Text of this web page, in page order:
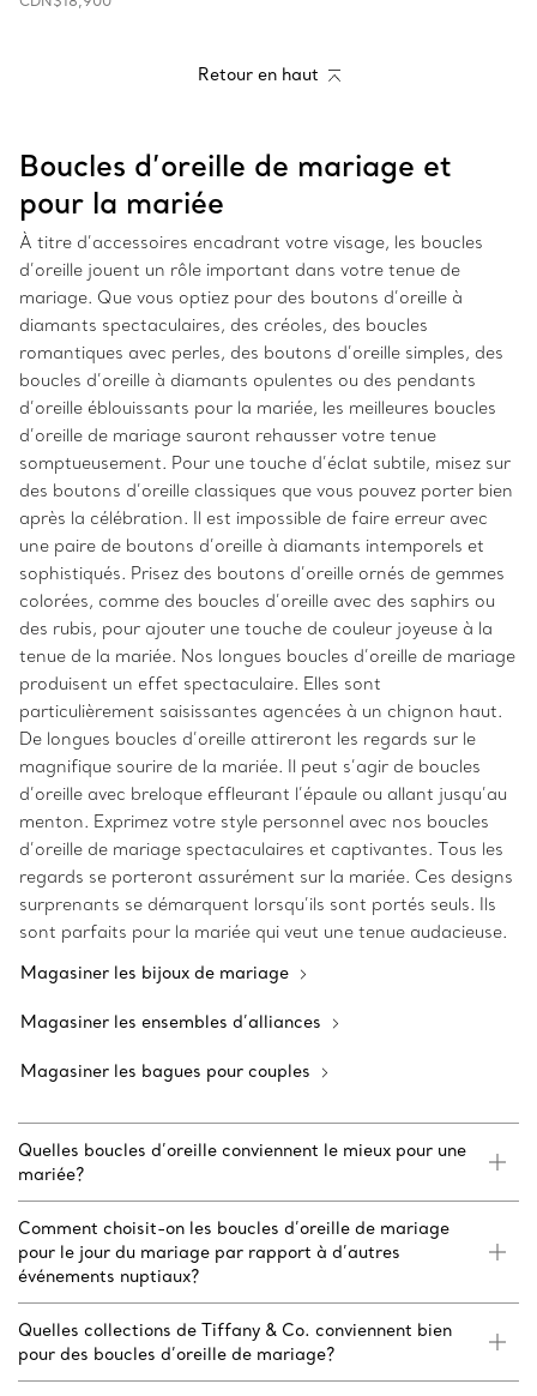
Retour en haut
Boucles d’oreille de mariage et
pour la mariée
À titre d’accessoires encadrant votre visage, les boucles
d’oreille jouent un rôle important dans votre tenue de
mariage. Que vous optiez pour des boutons d’oreille à
diamants spectaculaires, des créoles, des boucles
romantiques avec perles, des boutons d’oreille simples, des
boucles d’oreille à diamants opulentes ou des pendants
d’oreille éblouissants pour la mariée, les meilleures boucles
d’oreille de mariage sauront rehausser votre tenue
somptueusement. Pour une touche d’éclat subtile, misez sur
des boutons d’oreille classiques que vous pouvez porter bien
après la célébration. Il est impossible de faire erreur avec
une paire de boutons d’oreille à diamants intemporels et
sophistiqués. Prisez des boutons d’oreille ornés de gemmes
colorées, comme des boucles d’oreille avec des saphirs ou
des rubis, pour ajouter une touche de couleur joyeuse à la
tenue de la mariée. Nos longues boucles d’oreille de mariage
produisent un effet spectaculaire. Elles sont
particulièrement saisissantes agencées à un chignon haut.
De longues boucles d’oreille attireront les regards sur le
magnifique sourire de la mariée. Il peut s’agir de boucles
d’oreille avec breloque effleurant l’épaule ou allant jusqu’au
menton. Exprimez votre style personnel avec nos boucles
d’oreille de mariage spectaculaires et captivantes. Tous les
regards se porteront assurément sur la mariée. Ces designs
surprenants se démarquent lorsqu’ils sont portés seuls. Ils
sont parfaits pour la mariée qui veut une tenue audacieuse.
Magasiner les bijoux de mariage
Magasiner les ensembles d’alliances
Magasiner les bagues pour couples
Quelles boucles d’oreille conviennent le mieux pour une
mariée?
Comment choisit-on les boucles d’oreille de mariage
pour le jour du mariage par rapport à d’autres
événements nuptiaux?
Quelles collections de Tiffany & Co. conviennent bien
pour des boucles d’oreille de mariage?